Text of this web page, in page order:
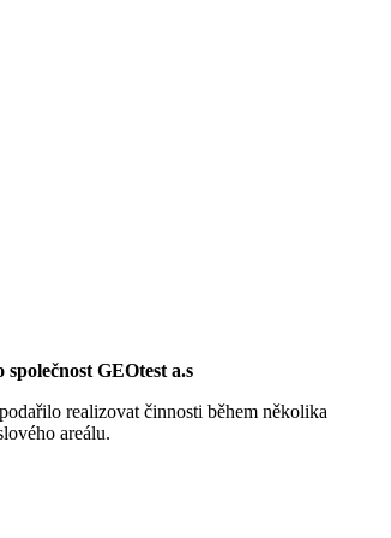
GEOtest a.s
realizovat činnosti během několika
areálu.